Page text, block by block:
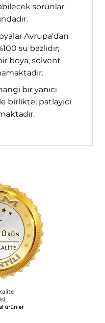
sorunlar
Avrupa’dan
su bazlıdır;
boya, solvent
bir yanıcı
birlikte; patlayıcı
ürünler